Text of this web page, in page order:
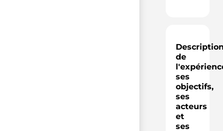
de
ses
objectifs,
ses
acteurs
et
ses